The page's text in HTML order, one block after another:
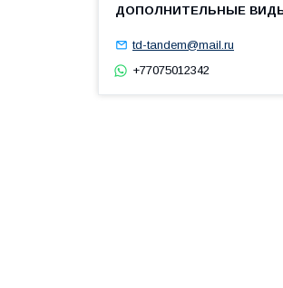
td-tandem@mail.ru
+77075012342